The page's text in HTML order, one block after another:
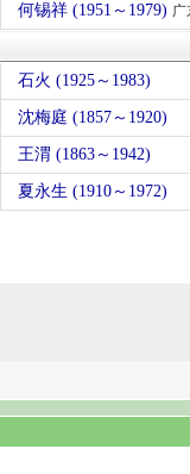
何锡祥 (1951～1979) 广
石火 (1925～1983)
沈梅庭 (1857～1920)
王渭 (1863～1942)
夏永生 (1910～1972)